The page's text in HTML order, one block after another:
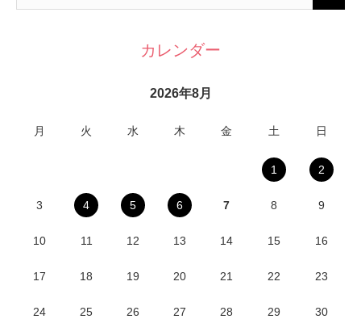
カレンダー
2026年8月
月 火 水 木 金 土 日
1 2
3 4 5 6 7 8 9
10 11 12 13 14 15 16
17 18 19 20 21 22 23
24 25 26 27 28 29 30